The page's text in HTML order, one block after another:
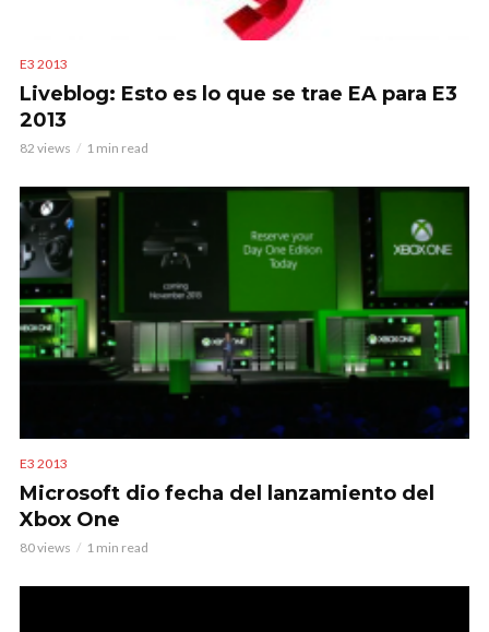
E3 2013
Liveblog: Esto es lo que se trae EA para E3
2013
82 views 1 min read
E3 2013
Microsoft dio fecha del lanzamiento del
Xbox One
80 views 1 min read